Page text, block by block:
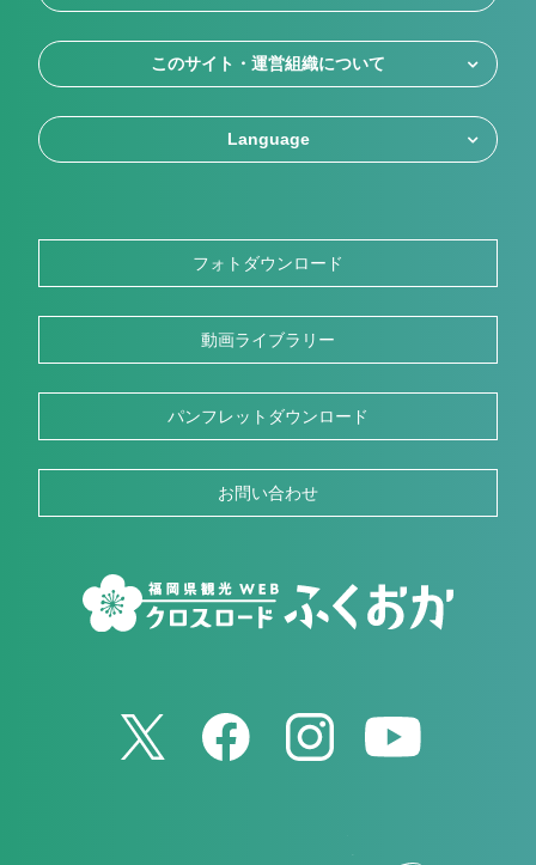
このサイト・運営組織について
Language
フォトダウンロード
動画ライブラリー
パンフレットダウンロード
お問い合わせ